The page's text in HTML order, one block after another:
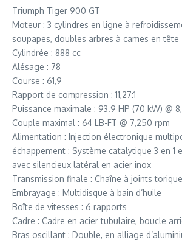
Triumph Tiger 900 GT
Moteur : 3 cylindres en ligne à
soupapes, doubles arbres à cames en tête
Cylindrée : 888 cc
Alésage : 78
Course : 61,9
Rapport de compression : 11,27:1
Puissance maximale : 93.9 HP (70 kW) @
Couple maximal : 64 LB-FT @ 7,250 rpm
Alimentation : Injection électronique
échappement : Système catalytique 3 en 1
avec silencieux latéral en acier inox
Transmission finale : Chaîne à joints
Embrayage : Multidisque à bain d’huile
Boîte de vitesses : 6 rapports
Cadre : Cadre en acier tubulaire, boucle
Bras oscillant : Double, en alliage